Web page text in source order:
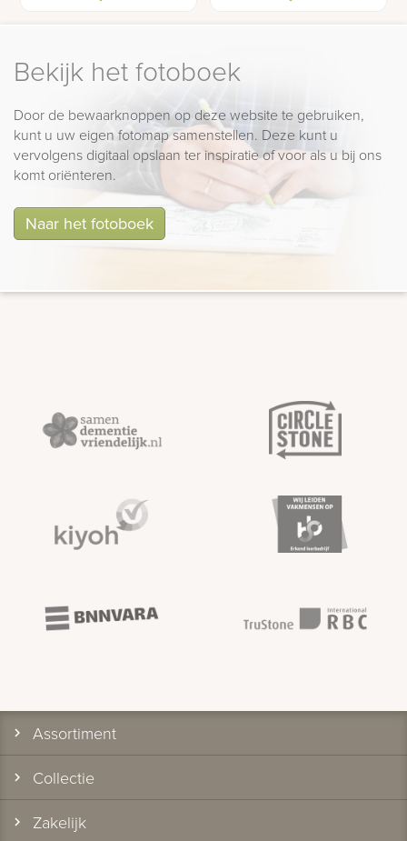
Bekijk het fotoboek
Door de bewaarknoppen op deze website te gebruiken,
kunt u uw eigen fotomap samenstellen. Deze kunt u
vervolgens digitaal opslaan ter inspiratie of voor als u bij ons
komt oriënteren.
Naar het fotoboek
Assortiment
Collectie
Zakelijk